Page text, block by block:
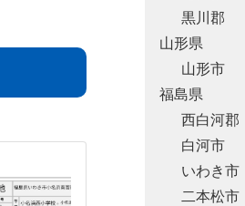
黒川郡
山形県
山形市
福島県
西白河郡
白河市
いわき市
二本松市